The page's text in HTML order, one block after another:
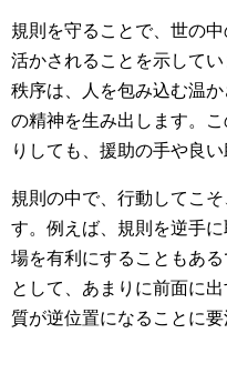
規則を守ることで、世の
活かされることを示してい
秩序は、人を包み込む温
の精神を生み出します。
りしても、援助の手や良い
規則の中で、行動してこ
す。例えば、規則を逆手
場を有利にすることもあ
として、あまりに前面に
質が逆位置になることに要